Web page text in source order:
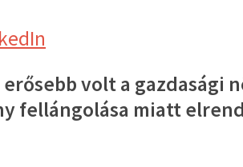
volt a gazdasági
fellángolása miatt